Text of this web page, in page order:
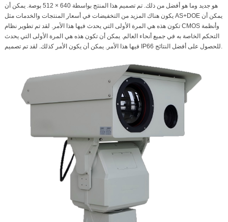
هو جديد وما هو أفضل من ذلك. تم تصميم هذا المنتج بواسطة 640 × 512 بوصة. يمكن أن
يكون هناك المزيد من التخفيضات في أسعار المنتجات والخدمات مثل AS+DOE يمكن أن
تكون هذه هي المرة الأولى التي يحدث فيها هذا الأمر. لقد تم تطوير نظام CMOS وأنظمة
التحكم الخاصة به في جميع أنحاء العالم. يمكن أن تكون هذه هي المرة الأولى التي يحدث
فيها هذا الأمر. يمكن أن يكون الأمر كذلك. لقد تم تصميم IP66 للحصول على أفضل النتائج.